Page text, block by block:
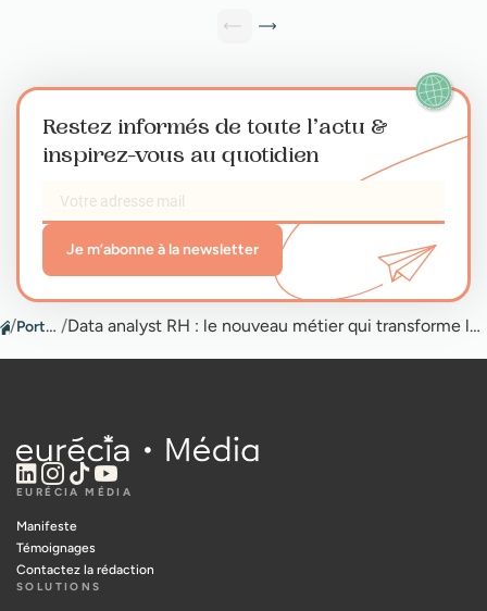
Restez informés de toute l’actu &
inspirez-vous au quotidien
Je m’abonne à la newsletter
/ Portail RH / Data analyst RH : le nouveau métier qui transforme les ressources humaines en 2025
EURÉCIA MÉDIA
Manifeste
Témoignages
Contactez la rédaction
SOLUTIONS